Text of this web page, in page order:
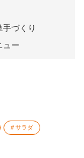
づくり
ュー
サラダ